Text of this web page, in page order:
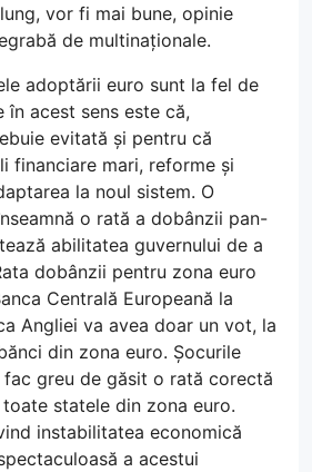
vor fi mai bune, opinie
de multinaționale.
adoptării euro sunt la fel de
în acest sens este că,
evitată și pentru că
financiare mari, reforme și
la noul sistem. O
o rată a dobânzii pan-
abilitatea guvernului de a
dobânzii pentru zona euro
Centrală Europeană la
Angliei va avea doar un vot, la
din zona euro. Șocurile
greu de găsit o rată corectă
statele din zona euro.
instabilitatea economică
a acestui